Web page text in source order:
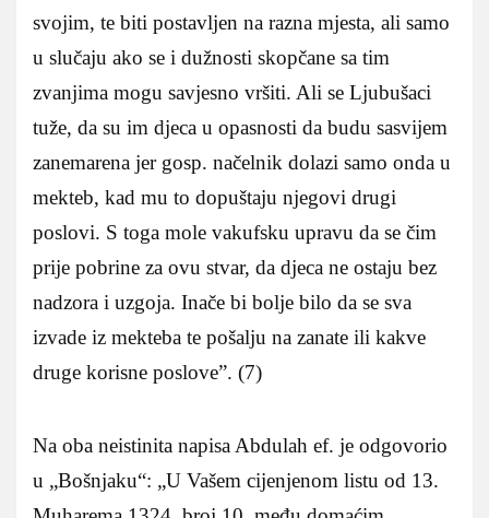
svojim, te biti postavljen na razna mjesta, ali samo
u slučaju ako se i dužnosti skopčane sa tim
zvanjima mogu savjesno vršiti. Ali se Ljubušaci
tuže, da su im djeca u opasnosti da budu sasvijem
zanemarena jer gosp. načelnik dolazi samo onda u
mekteb, kad mu to dopuštaju njegovi drugi
poslovi. S toga mole vakufsku upravu da se čim
prije pobrine za ovu stvar, da djeca ne ostaju bez
nadzora i uzgoja. Inače bi bolje bilo da se sva
izvade iz mekteba te pošalju na zanate ili kakve
druge korisne poslove”. (7)
Na oba neistinita napisa Abdulah ef. je odgovorio
u „Bošnjaku“: „U Vašem cijenjenom listu od 13.